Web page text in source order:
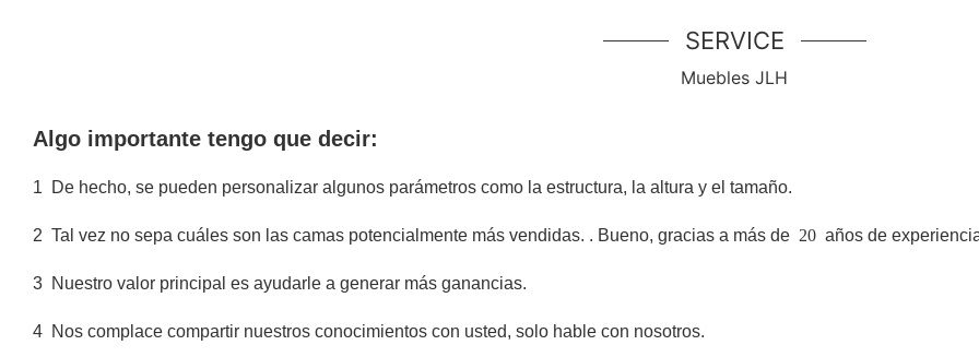
SERVICE
Muebles JLH
Algo importante tengo que decir:
1 De hecho, se pueden personalizar algunos parámetros como la estructura, la altura y el tamaño.
2 Tal vez no sepa cuáles son las camas potencialmente más vendidas. . Bueno, gracias a más de 20 años de
3 Nuestro valor principal es ayudarle a generar más ganancias.
4 Nos complace compartir nuestros conocimientos con usted, solo hable con nosotros.